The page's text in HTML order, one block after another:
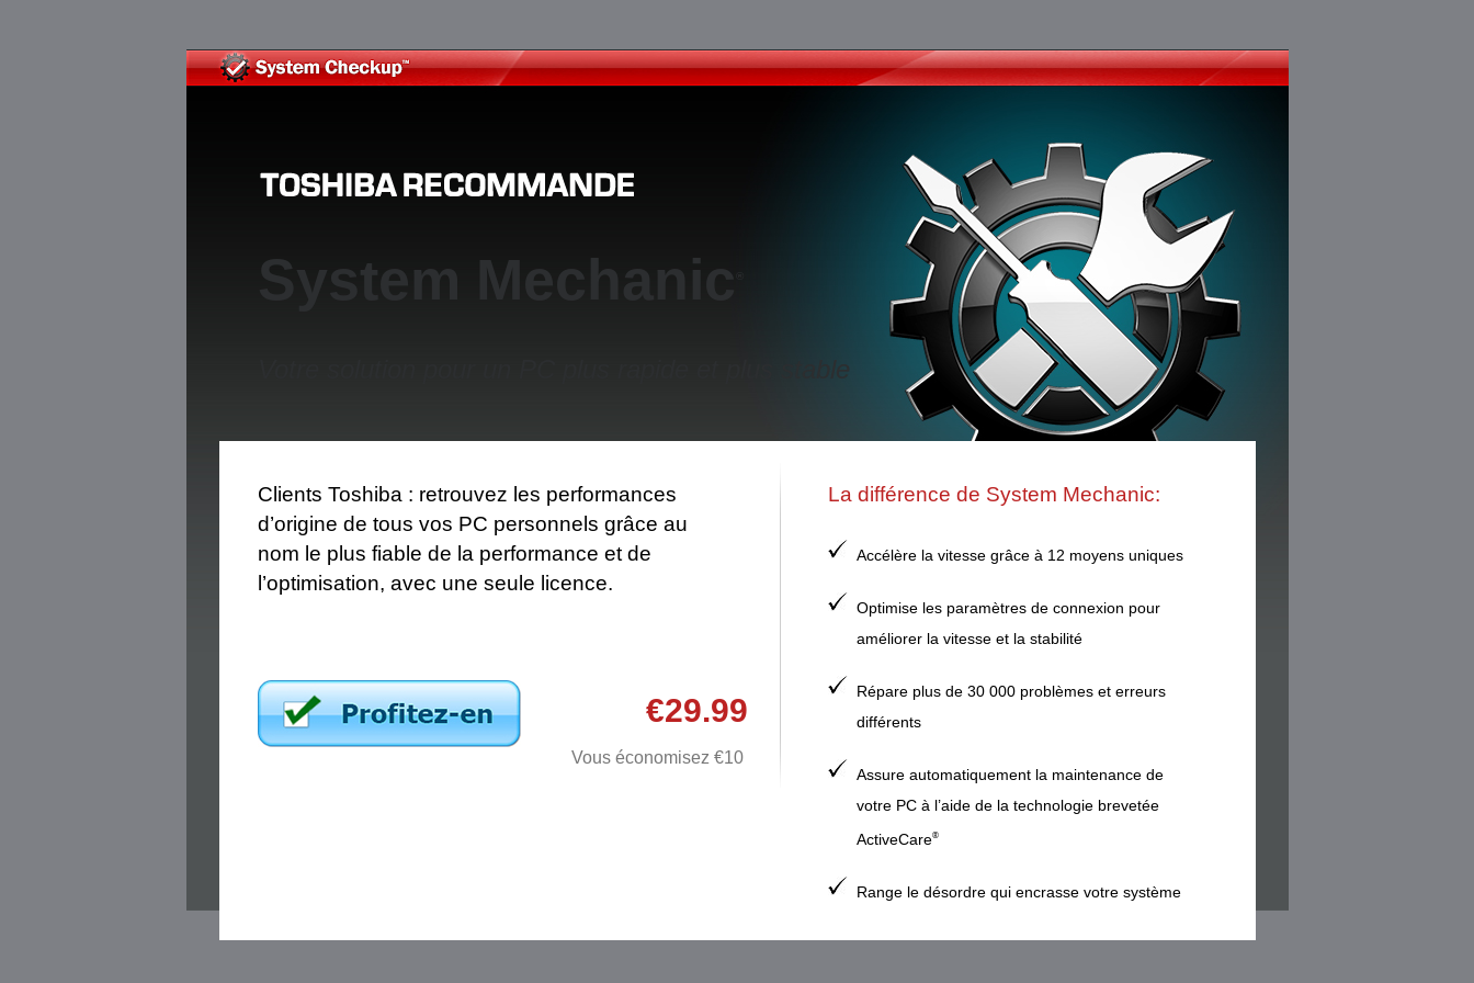
System Mechanic
Clients Toshiba : retrouvez les performances
d’origine de tous vos PC personnels grâce au
nom le plus fiable de la performance et de
l’optimisation, avec une seule licence.
€29.99
Vous économisez €10
La différence de System Mechanic:
Accélère la vitesse grâce à 12 moyens uniques
Optimise les paramètres de connexion pour
améliorer la vitesse et la stabilité
Répare plus de 30 000 problèmes et erreurs
différents
Assure automatiquement la maintenance de
votre PC à l’aide de la technologie brevetée
ActiveCare®
Range le désordre qui encrasse votre système